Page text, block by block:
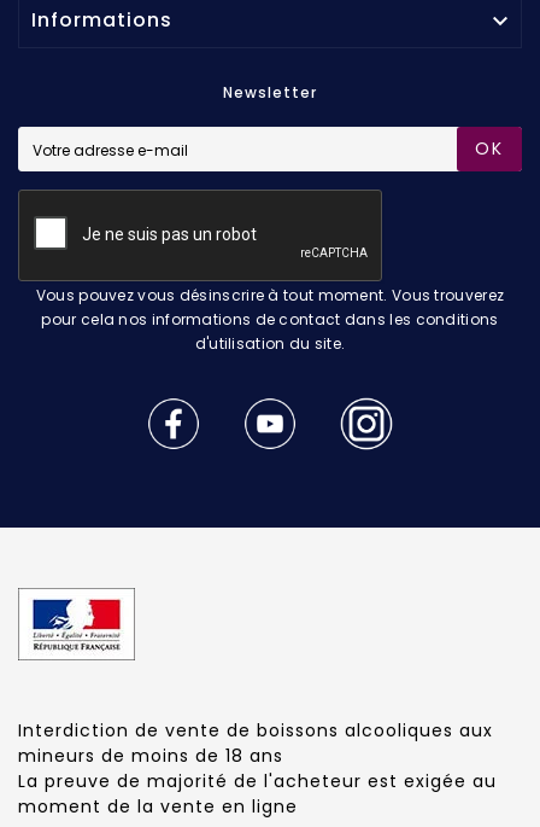
Informations 
Newsletter
OK
Vous pouvez vous désinscrire à tout moment. Vous trouverez
pour cela nos informations de contact dans les conditions
d'utilisation du site.
Interdiction de vente de boissons alcooliques aux
mineurs de moins de 18 ans
La preuve de majorité de l'acheteur est exigée au
moment de la vente en ligne